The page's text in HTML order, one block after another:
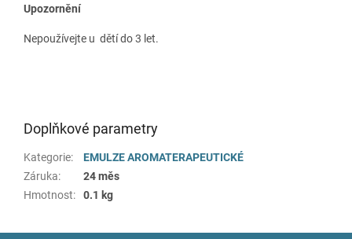
Upozornění
Nepoužívejte u dětí do 3 let.
Doplňkové parametry
Kategorie:
EMULZE AROMATERAPEUTICKÉ
Záruka:
24 měs
Hmotnost: 0.1 kg